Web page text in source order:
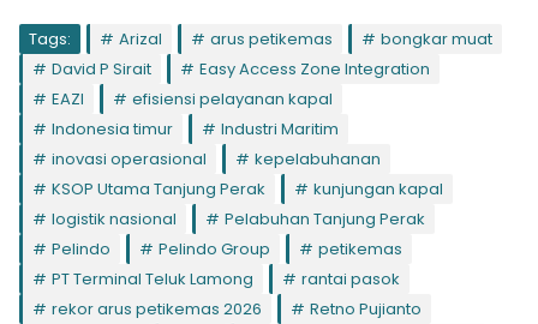
Tags: Arizal arus petikemas
bongkar muat
David P Sirait
Easy Access Zone Integration
EAZI
efisiensi pelayanan kapal
Indonesia timur
Industri Maritim
inovasi operasional
kepelabuhanan
KSOP Utama Tanjung Perak
kunjungan kapal
logistik nasional
Pelabuhan Tanjung Perak
Pelindo
Pelindo Group
petikemas
PT Terminal Teluk Lamong
rantai pasok
rekor arus petikemas 2026
Retno Pujianto